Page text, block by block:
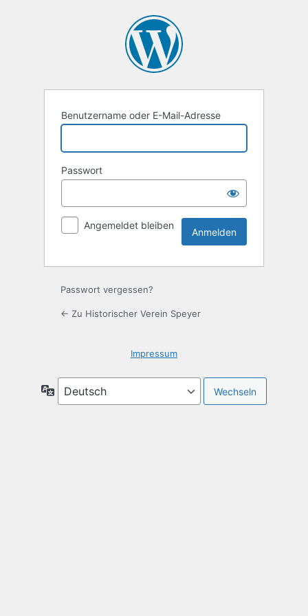
Benutzername oder E-Mail-Adresse
Passwort
Angemeldet bleiben
Passwort vergessen?
← Zu Historischer Verein Speyer
Impressum
Sprache